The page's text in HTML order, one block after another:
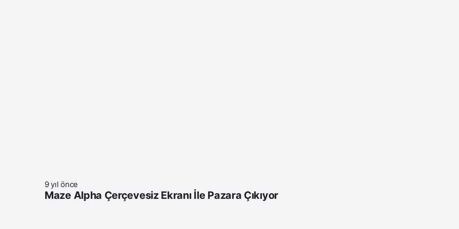
9 yıl önce
Maze Alpha Çerçevesiz Ekranı İle Pazara Çıkıyor